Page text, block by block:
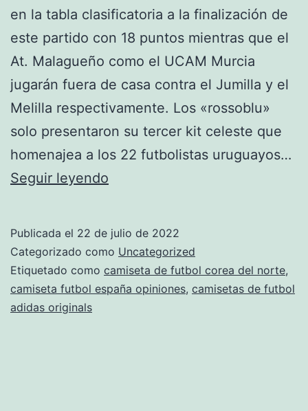
en la tabla clasificatoria a la finalización de
este partido con 18 puntos mientras que el
At. Malagueño como el UCAM Murcia
jugarán fuera de casa contra el Jumilla y el
Melilla respectivamente. Los «rossoblu»
solo presentaron su tercer kit celeste que
homenajea a los 22 futbolistas uruguayos…
Seguir leyendo
Para
Hombre.
Nike
Publicada el 22 de julio de 2022
Categorizado como Uncategorized
Etiquetado como camiseta de futbol corea del norte,
camiseta futbol españa opiniones, camisetas de futbol
adidas originals